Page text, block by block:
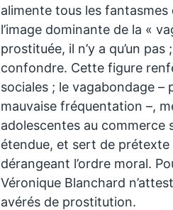
alimente tous les
l’image dominante de la «
prostituée, il n’y a qu’un
confondre. Cette figure
sociales ; le vagabondage
mauvaise fréquentation –,
adolescentes au
étendue, et sert de
dérangeant l’ordre moral.
Véronique Blanchard
avérés de prostitution.